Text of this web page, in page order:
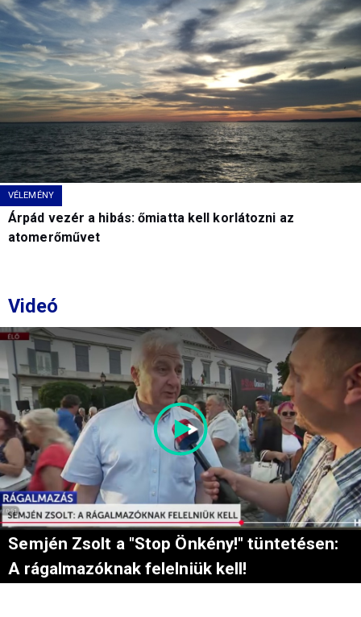
VÉLEMÉNY
Árpád vezér a hibás: őmiatta kell korlátozni az
atomerőművet
Videó
Semjén Zsolt a "Stop Önkény!" tüntetésen:
A rágalmazóknak felelniük kell!